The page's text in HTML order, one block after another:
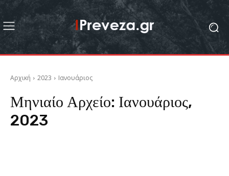
Αρχική 2023 Ιανουάριος
Μηνιαίο Αρχείο: Ιανουάριος,
2023